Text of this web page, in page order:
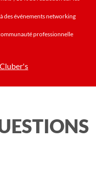
des événements networking
professionnelle